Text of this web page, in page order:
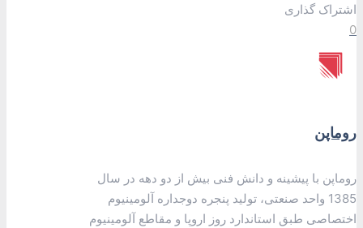
اشتراک گذاری
0
روماپن
روماپن با پیشینه و دانش فنی بیش از دو دهه در سال
1385 واحد صنعتی، تولید پنجره دوجداره آلومینیوم
اختصاصی طبق استاندارد روز اروپا و مقاطع آلومینیوم